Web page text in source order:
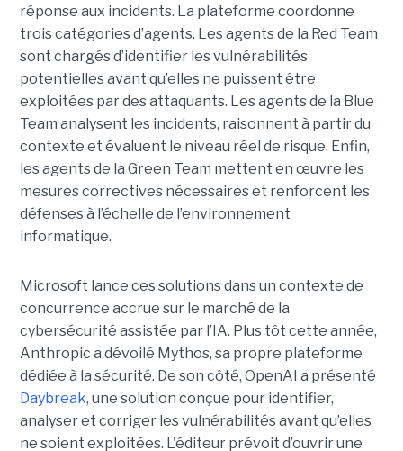
réponse aux incidents. La plateforme coordonne
trois catégories d’agents. Les agents de la Red Team
sont chargés d’identifier les vulnérabilités
potentielles avant qu’elles ne puissent être
exploitées par des attaquants. Les agents de la Blue
Team analysent les incidents, raisonnent à partir du
contexte et évaluent le niveau réel de risque. Enfin,
les agents de la Green Team mettent en œuvre les
mesures correctives nécessaires et renforcent les
défenses à l’échelle de l’environnement
informatique.
Microsoft lance ces solutions dans un contexte de
concurrence accrue sur le marché de la
cybersécurité assistée par l’IA. Plus tôt cette année,
Anthropic a dévoilé Mythos, sa propre plateforme
dédiée à la sécurité. De son côté, OpenAI a présenté
Daybreak, une solution conçue pour identifier,
analyser et corriger les vulnérabilités avant qu’elles
ne soient exploitées. L'éditeur prévoit d’ouvrir une